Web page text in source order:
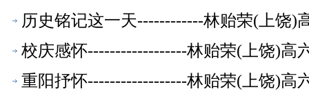
历史铭记这一天------------林贻荣(上饶)
校庆感怀------------------林贻荣(上饶)高
重阳抒怀------------------林贻荣(上饶)高